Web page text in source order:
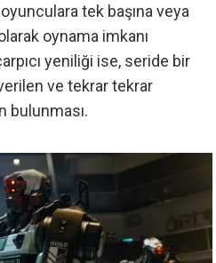
tek başına veya
oynama imkanı
yeniliği ise, seride bir
ve tekrar tekrar
bulunması.